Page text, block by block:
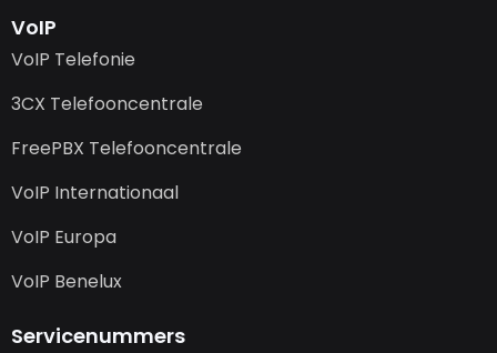
VoIP
VoIP Telefonie
3CX Telefooncentrale
FreePBX Telefooncentrale
VoIP Internationaal
VoIP Europa
VoIP Benelux
Servicenummers